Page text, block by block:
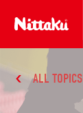
ALL TOPICS